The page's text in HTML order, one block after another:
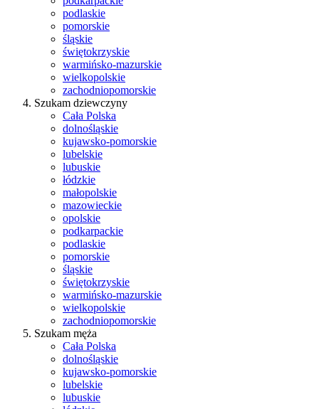
podlaskie
pomorskie
śląskie
świętokrzyskie
warmińsko-mazurskie
wielkopolskie
zachodniopomorskie
Szukam dziewczyny
Cała Polska
dolnośląskie
kujawsko-pomorskie
lubelskie
lubuskie
łódzkie
małopolskie
mazowieckie
opolskie
podkarpackie
podlaskie
pomorskie
śląskie
świętokrzyskie
warmińsko-mazurskie
wielkopolskie
zachodniopomorskie
Szukam męża
Cała Polska
dolnośląskie
kujawsko-pomorskie
lubelskie
lubuskie